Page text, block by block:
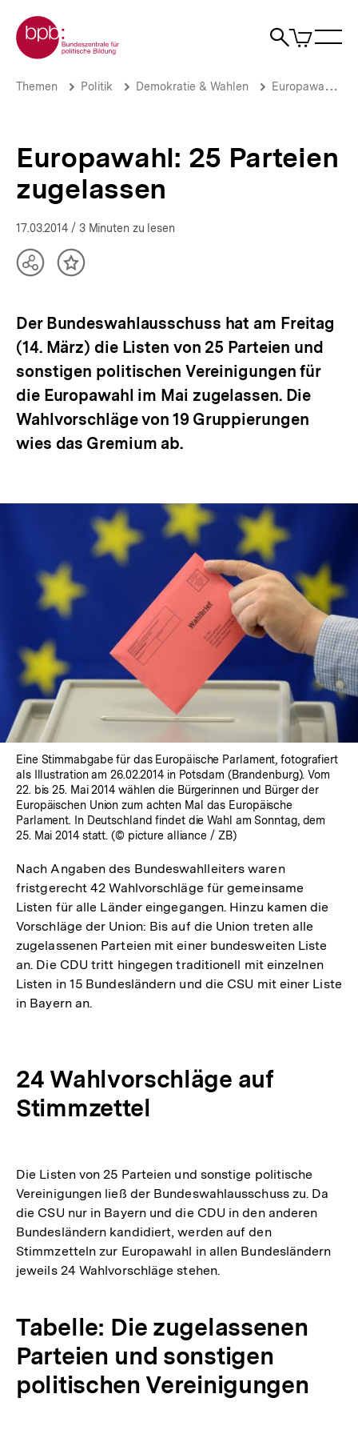
zum
Seiteninhalt
springen
Zur Startseite der bpb
Suche
Artikel
im
Europawahl:
Themen
bpb.de
Brotkrümelnavigation
Pfadnavigation
Themen Politik Demokratie & Wahlen Europawahlen
Europawahl: 25 Parteien
zugelassen
17.03.2014 / 3 Minuten zu lesen
TeilenInhalt
Der Bundeswahlausschuss hat am Freitag
(14. März) die Listen von 25 Parteien und
sonstigen politischen Vereinigungen für
die Europawahl im Mai zugelassen. Die
Wahlvorschläge von 19 Gruppierungen
wies das Gremium ab.
Eine Stimmabgabe für das Europäische Parlament, fotografiert
als Illustration am 26.02.2014 in Potsdam (Brandenburg). Vom
22. bis 25. Mai 2014 wählen die Bürgerinnen und Bürger der
Europäischen Union zum achten Mal das Europäische
Parlament. In Deutschland findet die Wahl am Sonntag, dem
25. Mai 2014 statt. (© picture alliance / ZB)
Nach Angaben des Bundeswahlleiters waren
fristgerecht 42 Wahlvorschläge für gemeinsame
Listen für alle Länder eingegangen. Hinzu kamen die
Vorschläge der Union: Bis auf die Union treten alle
zugelassenen Parteien mit einer bundesweiten Liste
an. Die CDU tritt hingegen traditionell mit einzelnen
Listen in 15 Bundesländern und die CSU mit einer Liste
in Bayern an.
24 Wahlvorschläge auf
Stimmzettel
Die Listen von 25 Parteien und sonstige politische
Vereinigungen ließ der Bundeswahlausschuss zu. Da
die CSU nur in Bayern und die CDU in den anderen
Bundesländern kandidiert, werden auf den
Stimmzetteln zur Europawahl in allen Bundesländern
jeweils 24 Wahlvorschläge stehen.
Tabelle: Die zugelassenen
Parteien und sonstigen
politischen Vereinigungen